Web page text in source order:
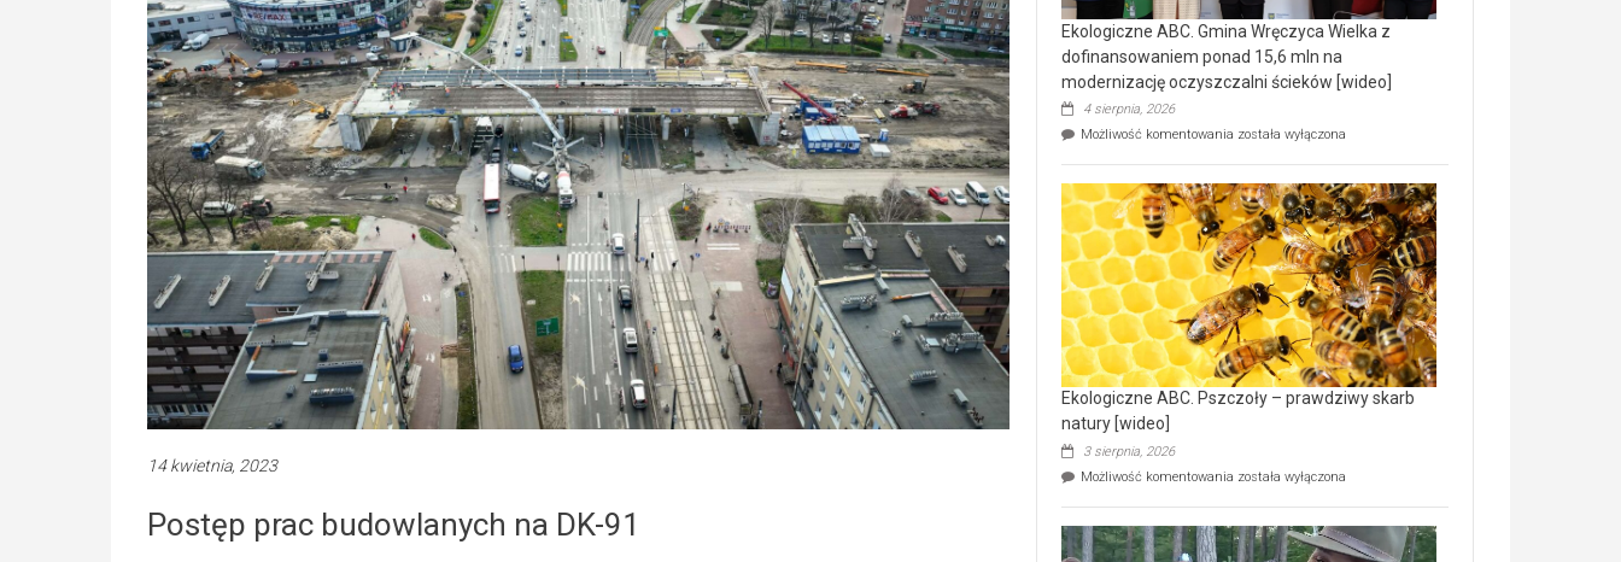
14 kwietnia, 2023
Postęp prac budowlanych na DK-91
Ekologiczne ABC. Gmina Wręczyca Wielka z
dofinansowaniem ponad 15,6 mln na
modernizację oczyszczalni ścieków [wideo]
4 sierpnia, 2026
Możliwość komentowania Ekologiczne
Wręczyca
Wielka
z
dofinansowaniem
ponad
15,6
mln
na
modernizację
oczyszczalni
ścieków
[wideo]
została wyłączona
Ekologiczne ABC. Pszczoły – prawdziwy skarb
natury [wideo]
3 sierpnia, 2026
Możliwość komentowania Ekologiczne
–
prawdziwy
została wyłączona